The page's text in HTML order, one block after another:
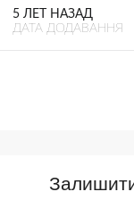
5 ЛЕТ НАЗАД
ДАТА ДОДАВАННЯ